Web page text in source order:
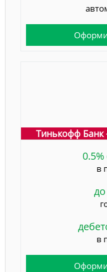
Тинькофф Банк
в
в